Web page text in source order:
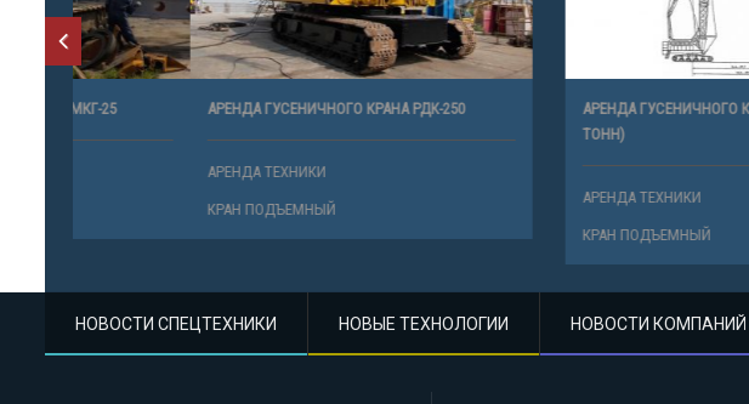
АРЕНДА ГУСЕНИЧНОГО КРАНА РДК-250
АРЕНДА ТЕХНИКИ
КРАН ПОДЪЕМНЫЙ
АРЕНДА ГУСЕНИЧНОГО КРАНА КС-8165(100
АРЕНДА ТЕХНИКИ
КРАН ПОДЪЕМНЫЙ
НОВОСТИ СПЕЦТЕХНИКИ НОВЫЕ ТЕХНОЛОГИИ НОВОСТИ КОМПАНИЙ